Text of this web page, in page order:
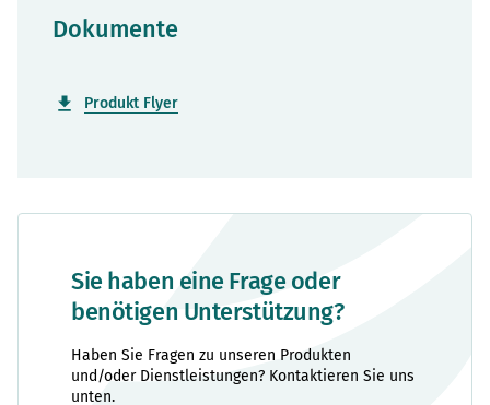
Sie haben eine Frage oder
benötigen Unterstützung?
Haben Sie Fragen zu unseren Produkten
und/oder Dienstleistungen? Kontaktieren Sie uns
unten.
Dokumente
Produkt Flyer